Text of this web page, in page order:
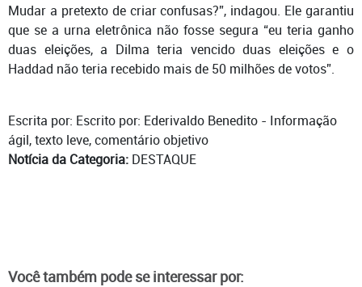
Mudar a pretexto de criar confusas?”, indagou. Ele garantiu
que se a urna eletrônica não fosse segura “eu teria ganho
duas eleições, a Dilma teria vencido duas eleições e o
Haddad não teria recebido mais de 50 milhões de votos”.
Escrita por: Escrito por: Ederivaldo Benedito - Informação
ágil, texto leve, comentário objetivo
Notícia da Categoria: DESTAQUE
Você também pode se interessar por: